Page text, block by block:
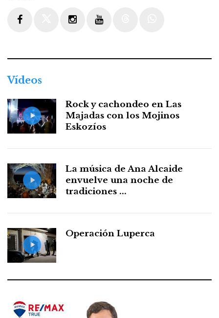
Vídeos
Rock y cachondeo en Las
Majadas con los Mojinos
Eskozíos
La música de Ana Alcaide
envuelve una noche de
tradiciones ...
Operación Luperca